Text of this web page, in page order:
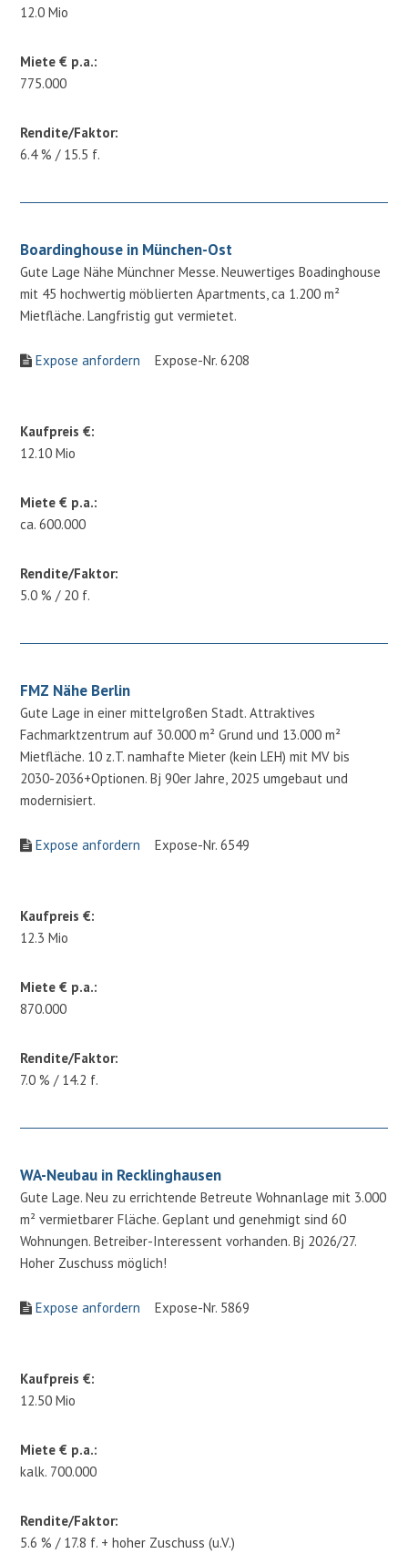
12.0 Mio
Miete € p.a.:
775.000
Rendite/Faktor:
6.4 % / 15.5 f.
Boardinghouse in München-Ost
Gute Lage Nähe Münchner Messe. Neuwertiges Boadinghouse
mit 45 hochwertig möblierten Apartments, ca 1.200 m²
Mietfläche. Langfristig gut vermietet.
Expose anfordern Expose-Nr. 6208
Kaufpreis €:
12.10 Mio
Miete € p.a.:
ca. 600.000
Rendite/Faktor:
5.0 % / 20 f.
FMZ Nähe Berlin
Gute Lage in einer mittelgroßen Stadt. Attraktives
Fachmarktzentrum auf 30.000 m² Grund und 13.000 m²
Mietfläche. 10 z.T. namhafte Mieter (kein LEH) mit MV bis
2030-2036+Optionen. Bj 90er Jahre, 2025 umgebaut und
modernisiert.
Expose anfordern Expose-Nr. 6549
Kaufpreis €:
12.3 Mio
Miete € p.a.:
870.000
Rendite/Faktor:
7.0 % / 14.2 f.
WA-Neubau in Recklinghausen
Gute Lage. Neu zu errichtende Betreute Wohnanlage mit 3.000
m² vermietbarer Fläche. Geplant und genehmigt sind 60
Wohnungen. Betreiber-Interessent vorhanden. Bj 2026/27.
Hoher Zuschuss möglich!
Expose anfordern Expose-Nr. 5869
Kaufpreis €:
12.50 Mio
Miete € p.a.:
kalk. 700.000
Rendite/Faktor:
5.6 % / 17.8 f. + hoher Zuschuss (u.V.)